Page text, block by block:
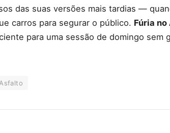
das suas versões mais tardias —
carros para segurar o público. Fúria
para uma sessão de domingo sem